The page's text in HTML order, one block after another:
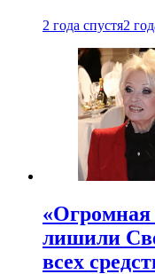
2 года спустя2
лишили
всех